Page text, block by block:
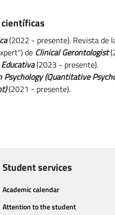
(2022 - presente). Revista de
de Clinical Gerontologist
(2023 - presente).
Psychology (Quantitative
(2021 - presente).
Student services
Academic calendar
Attention to the student